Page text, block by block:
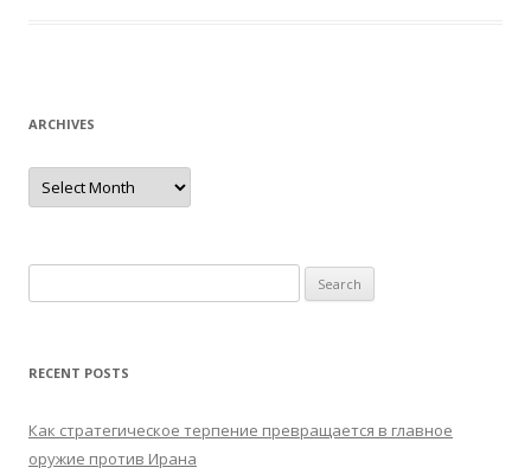
ARCHIVES
Archives
for:
RECENT POSTS
Как стратегическое терпение превращается в главное
оружие против Ирана